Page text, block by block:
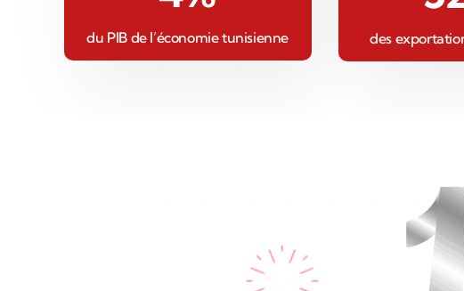
du PIB de l’économie tunisienne des